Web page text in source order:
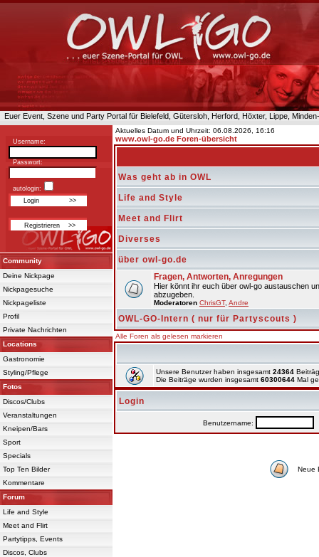
Euer Event, Szene und Party Portal für Bielefeld, Gütersloh, Herford, Höxter, Lippe,
Username:
Passwort:
autologin:
Community
Deine Nickpage
Nickpagesuche
Nickpageliste
Profil
Private Nachrichten
Locations
Gastronomie
Styling/Pflege
Fotos
Discos/Clubs
Veranstaltungen
Kneipen/Bars
Sport
Specials
Top Ten Bilder
Kommentare
Forum
Life and Style
Meet and Flirt
Partytipps, Events
Discos, Clubs
Aktuelles Datum und Uhrzeit: 06.08.2026, 16:16
www.owl-go.de Foren-übersicht
Was geht ab in OWL
Life and Style
Meet and Flirt
Diverses
über owl-go.de
Fragen, Antworten, Anregungen
Hier könnt ihr euch über owl-go austauschen
abzugeben.
Moderatoren ChrisGT, Andre
OWL-GO-Intern ( nur für Partyscouts )
Alle Foren als gelesen markieren
Unsere Benutzer haben insgesamt 24364
Die Beiträge wurden insgesamt 60300644 Mal
Login
Benutzername:
Neue